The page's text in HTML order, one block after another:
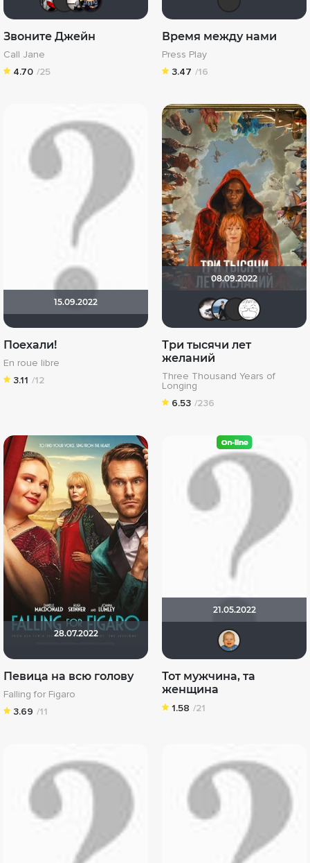
Звоните Джейн
Call Jane
4.70 /25
Время между нами
Press Play
3.47 /16
15.09.2022
Поехали!
En roue libre
3.11 /12
08.09.2022
Три тысячи лет
желаний
Three Thousand Years of
Longing
6.53 /236
28.07.2022
Певица на всю голову
Falling for Figaro
3.69 /11
21.05.2022
Тот мужчина, та
женщина
1.58 /21